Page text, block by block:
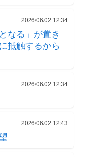
2026/06/02 12:34
なる」が置き
抵触するから
2026/06/02 12:34
2026/06/02 12:43